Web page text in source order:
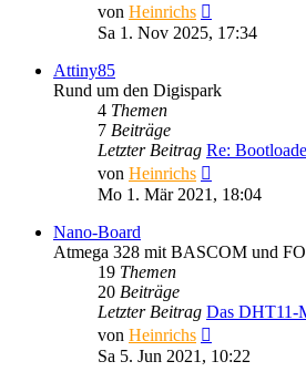
von Heinrichs
Beitrag
Sa 1. Nov 2025, 17:34
Attiny85
Rund um den Digispark
4 Themen
7 Beiträge
Letzter Beitrag Re:
von Heinrichs
Beitrag
Mo 1. Mär 2021, 18:04
Nano-Board
Atmega 328 mit BASCOM und
19 Themen
20 Beiträge
Letzter Beitrag Das DHT11-
von Heinrichs
Beitrag
Sa 5. Jun 2021, 10:22